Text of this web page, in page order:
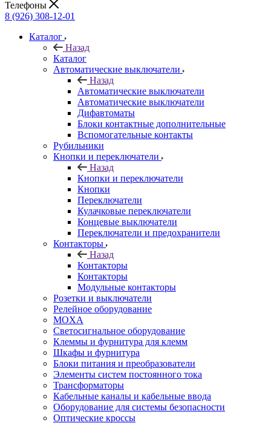
Телефоны
8 (926) 308-12-01
Каталог
Назад
Каталог
Автоматические выключатели
Назад
Автоматические выключатели
Автоматические выключатели
Дифавтоматы
Блоки контактные дополнительные
Вспомогательные контакты
Рубильники
Кнопки и переключатели
Назад
Кнопки и переключатели
Кнопки
Переключатели
Кулачковые переключатели
Концевые выключатели
Переключатели и предохранители
Контакторы
Назад
Контакторы
Контакторы
Модульные контакторы
Розетки и выключатели
Релейное оборудование
MOXA
Светосигнальное оборудование
Клеммы и фурнитура для клемм
Шкафы и фурнитура
Блоки питания и преобразователи
Элементы систем постоянного тока
Трансформаторы
Кабельные каналы и кабельные ввода
Оборудование для системы безопасности
Оптические кроссы